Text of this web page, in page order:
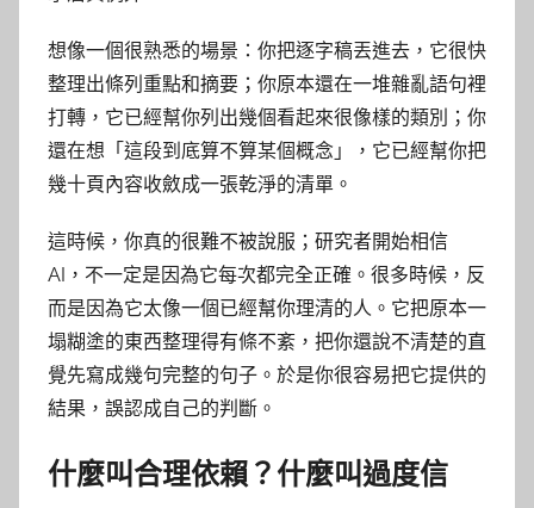
想像一個很熟悉的場景：你把逐字稿丟進去，它很快
整理出條列重點和摘要；你原本還在一堆雜亂語句裡
打轉，它已經幫你列出幾個看起來很像樣的類別；你
還在想「這段到底算不算某個概念」，它已經幫你把
幾十頁內容收斂成一張乾淨的清單。
這時候，你真的很難不被說服；研究者開始相信
AI，不一定是因為它每次都完全正確。很多時候，反
而是因為它太像一個已經幫你理清的人。它把原本一
塌糊塗的東西整理得有條不紊，把你還說不清楚的直
覺先寫成幾句完整的句子。於是你很容易把它提供的
結果，誤認成自己的判斷。
什麼叫合理依賴？什麼叫過度信